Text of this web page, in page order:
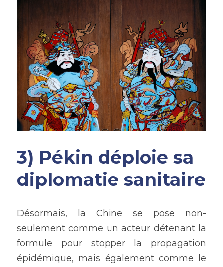
3) Pékin déploie sa
diplomatie sanitaire
Désormais, la Chine se pose non-
seulement comme un acteur détenant la
formule pour stopper la propagation
épidémique, mais également comme le